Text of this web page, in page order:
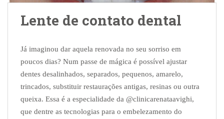
Lente de contato dental
Já imaginou dar aquela renovada no seu sorriso em
poucos dias? Num passe de mágica é possível ajustar
dentes desalinhados, separados, pequenos, amarelo,
trincados, substituir restaurações antigas, resinas ou outra
queixa. Essa é a especialidade da @clinicarenataavighi,
que dentre as tecnologias para o embelezamento do